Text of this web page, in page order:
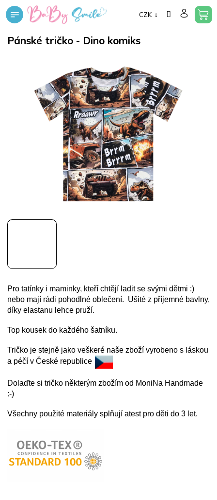
Přejít
na
CZK
Pánské tričko - Dino komiks
Pro tatínky i maminky, kteří chtějí ladit se svými dětmi :)
nebo mají rádi pohodlné oblečení. Ušité z příjemné bavlny,
díky elastanu lehce pruží.
Top kousek do každého šatníku.
Tričko je stejně jako veškeré naše zboží vyrobeno s láskou
a péčí v České republice
Dolaďte si tričko některým zbožím od MoniNa Handmade
:-)
Všechny použité materiály splňují atest pro děti do 3 let.